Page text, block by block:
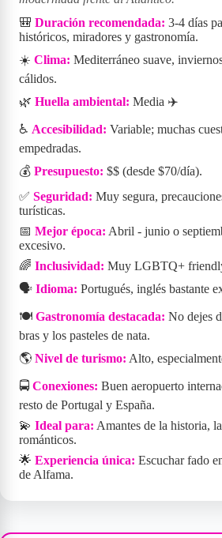
🎒 Duración recomendada: 3-4 días
históricos, miradores y gastronomía.
☀️ Clima: Mediterráneo suave,
cálidos.
🌿 Huella ambiental: Media ✈️
♿ Accesibilidad: Variable; muchas
empedradas.
💰 Presupuesto: $$ (desde $70/día).
✅ Seguridad: Muy segura,
turísticas.
📅 Mejor época: Abril - junio o
excesivo.
🌈 Inclusividad: Muy LGBTQ+
🗣️ Idioma: Portugués, inglés bastante
🍽️ Gastronomía destacada: No dejes
bras y los pasteles de nata.
🌎 Nivel de turismo: Alto,
🚍 Conexiones: Buen aeropuerto
resto de Portugal y España.
💫 Ideal para: Amantes de la historia,
románticos.
🌟 Experiencia única: Escuchar fado
de Alfama.